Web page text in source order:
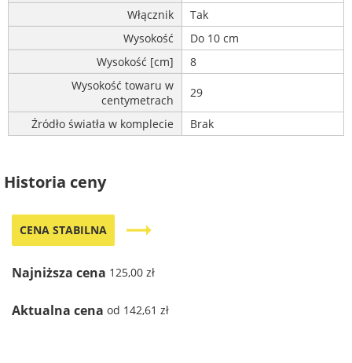
Włącznik
Tak
Wysokość
Do 10 cm
Wysokość [cm]
8
Wysokość towaru w
centymetrach
29
Źródło światła w komplecie Brak
Historia ceny
CENA STABILNA trending_flat
Najniższa cena 125,00 zł
Aktualna cena od 142,61 zł